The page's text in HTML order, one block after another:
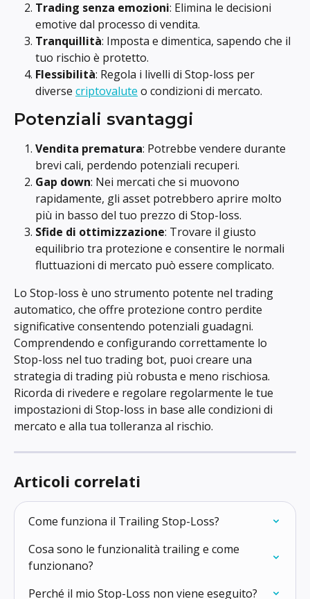
Trading senza emozioni: Elimina le decisioni
emotive dal processo di vendita.
Tranquillità: Imposta e dimentica, sapendo che il
tuo rischio è protetto.
Flessibilità: Regola i livelli di Stop-loss per
diverse criptovalute o condizioni di mercato.
Potenziali svantaggi
Vendita prematura: Potrebbe vendere durante
brevi cali, perdendo potenziali recuperi.
Gap down: Nei mercati che si muovono
rapidamente, gli asset potrebbero aprire molto
più in basso del tuo prezzo di Stop-loss.
Sfide di ottimizzazione: Trovare il giusto
equilibrio tra protezione e consentire le normali
fluttuazioni di mercato può essere complicato.
Lo Stop-loss è uno strumento potente nel trading
automatico, che offre protezione contro perdite
significative consentendo potenziali guadagni.
Comprendendo e configurando correttamente lo
Stop-loss nel tuo trading bot, puoi creare una
strategia di trading più robusta e meno rischiosa.
Ricorda di rivedere e regolare regolarmente le tue
impostazioni di Stop-loss in base alle condizioni di
mercato e alla tua tolleranza al rischio.
Articoli correlati
Come funziona il Trailing Stop-Loss?
Cosa sono le funzionalità trailing e come
funzionano?
Perché il mio Stop-Loss non viene eseguito?